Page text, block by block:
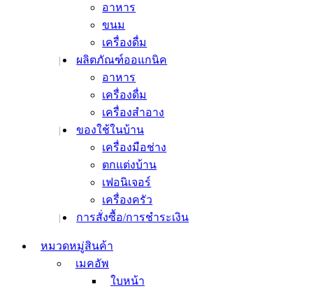
สินค้าขนาดทดลอง
ริ้วรอยและต่อต้านริ้ว
ผลิตภัณฑ์สำหรับผิวหน้า
อาหาร
ขนม
เครื่องดื่ม
ผลิตภัณฑ์ออแกนิค
อาหาร
เครื่องดื่ม
เครื่องสำอาง
ของใช้ในบ้าน
เครื่องมือช่าง
ตกแต่งบ้าน
เฟอนิเจอร์
เครื่องครัว
การสั่งซื้อ/การชำระเงิน
หมวดหมู่สินค้า
เมคอัพ
ใบหน้า